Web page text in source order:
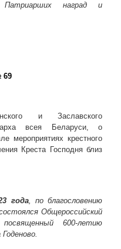
Патриарших наград и
69
и Заславского
всея Беларуси, о
мероприятиях крестного
Креста Господня близ
года, по благословению
Общероссийский
600-летию